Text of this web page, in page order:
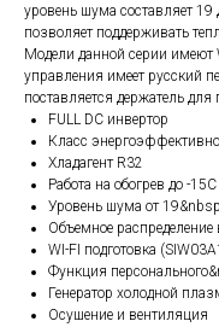
уровень шума составляет
позволяет поддерживать
Модели данной серии имеют
управления имеет русский
поставляется держатель для
FULL DC инвертор
Класс
Хладагент R32
Работа на обогрев до -15С
Уровень шума от
Объемное
WI-FI подготовка
Функция
Генератор холодной
Осушение и вентиляция